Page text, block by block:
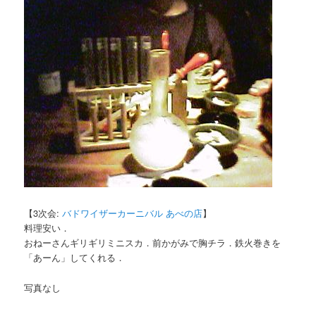
【3次会:バドワイザーカーニバル あべの店】
料理安い．
おねーさんギリギリミニスカ．前かがみで胸チラ．鉄火巻きを
「あーん」してくれる．
写真なし